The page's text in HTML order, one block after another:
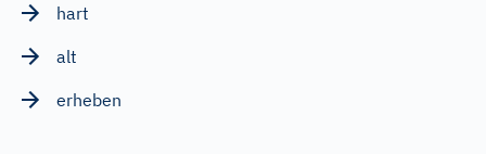
hart
alt
erheben